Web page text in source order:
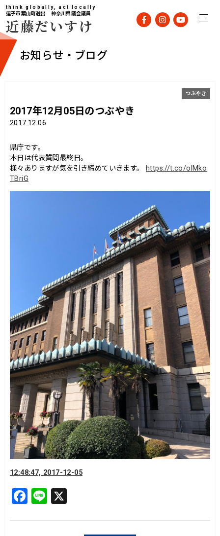
think globally, act locally
逗子市葉山町選出 神奈川県議会議員
近藤だいすけ
お知らせ・ブログ
2017年12月05日のつぶやき
2017.12.06
つぶやき
県庁です。
本日は代表質問最終日。
様々ありますが気を引き締めていきます。
https://t.co/olMko
TBriG
12:48:47, 2017-12-05
F
a
c
Li
n
e